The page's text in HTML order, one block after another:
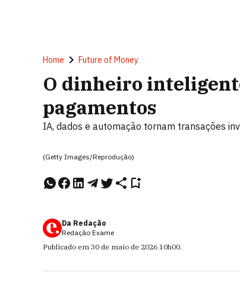
Home Future of Money
O dinheiro
pagamentos
IA, dados e automação tornam transações
(Getty Images/Reprodução)
Da Redação
Redação Exame
Publicado em 30 de maio de 2026 10h00.